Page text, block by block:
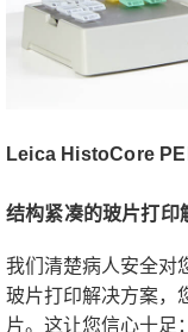
Leica HistoCore
结构紧凑的玻片打
我们清楚病人安全对
玻片打印解决方案，
片。这让您信心十足